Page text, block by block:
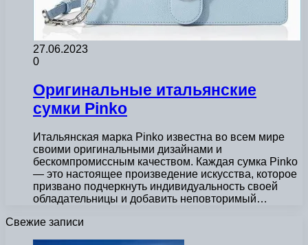
27.06.2023
0
Оригинальные итальянские
сумки Pinko
Итальянская марка Pinko известна во всем мире
своими оригинальными дизайнами и
бескомпромиссным качеством. Каждая сумка Pinko
— это настоящее произведение искусства, которое
призвано подчеркнуть индивидуальность своей
обладательницы и добавить неповторимый…
Свежие записи